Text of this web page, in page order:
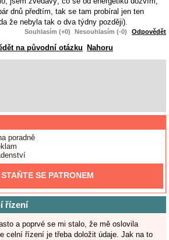
dnů předtím, tak se tam probíral jen ten
že nebyla tak o dva týdny později).
Souhlasím (+0) Nesouhlasím (-0) Odpovědět
na původní otázku Nahoru
poradně
STAŇTE SE PATRONEM
řízení
a poprvé se mi stalo, že mě oslovila
celní řízení je třeba doložit údaje. Jak na to